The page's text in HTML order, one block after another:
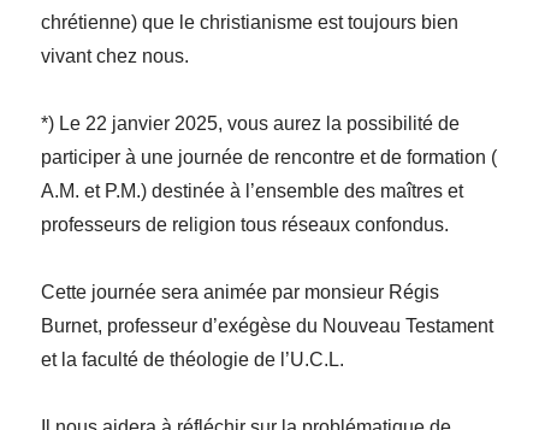
chrétienne) que le christianisme est toujours bien
vivant chez nous.
*) Le 22 janvier 2025, vous aurez la possibilité de
participer à une journée de rencontre et de formation (
A.M. et P.M.) destinée à l’ensemble des maîtres et
professeurs de religion tous réseaux confondus.
Cette journée sera animée par monsieur Régis
Burnet, professeur d’exégèse du Nouveau Testament
et la faculté de théologie de l’U.C.L.